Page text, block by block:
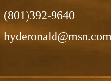
(801)392-9640
hyderonald@msn.com